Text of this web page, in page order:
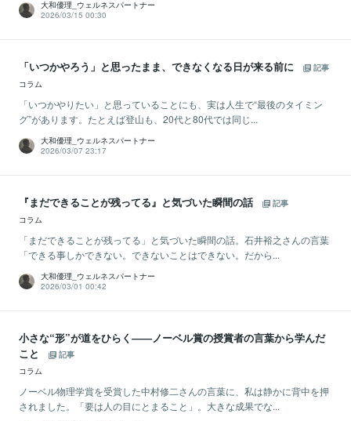
大和優理_ウェルネスパートナー
2026/03/15 00:30
「いつかやろう」と思ったまま、できなくなる日が来る前に
記事
コラム
「いつかやりたい」と思っていることにも、実は人生で“最後のタイミン
グ”があります。たとえば登山も、20代と80代では同じ...
大和優理_ウェルネスパートナー
2026/03/07 23:17
『まだできることが残ってる』と気づいた瞬間の話
記事
コラム
「まだできることが残ってる」と気づいた瞬間の話。石井裕之さんの言葉
「できる事しかできない。できないことはできない。だから...
大和優理_ウェルネスパートナー
2026/03/01 00:42
小さな“形”が道をひらく――ノーベル賞の授賞者の言葉から学んだ
こと
記事
コラム
ノーベル物理学賞を受賞した中村修二さんの言葉に、私は静かに背中を押
されました。「要は人の目にとまること」。大きな成果でな...